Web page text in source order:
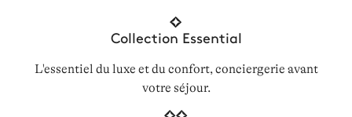
Collection Essential
L'essentiel du luxe et du confort, conciergerie avant
votre séjour.